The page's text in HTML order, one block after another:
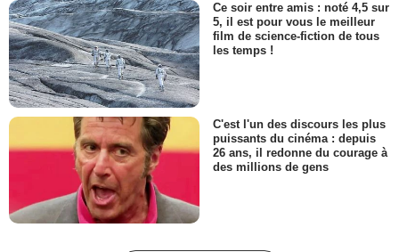
Ce soir entre amis : noté 4,5 sur
5, il est pour vous le meilleur
film de science-fiction de tous
les temps !
C'est l'un des discours les plus
puissants du cinéma : depuis
26 ans, il redonne du courage à
des millions de gens